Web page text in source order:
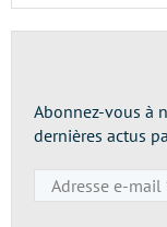
Abonnez-vous à
dernières actus